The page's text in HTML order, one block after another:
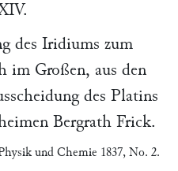
des Iridiums zum
im Großen, aus den
des Platins
Bergrath Frick.
und Chemie 1837, No. 2.